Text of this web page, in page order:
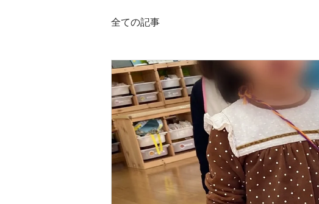
全ての記事